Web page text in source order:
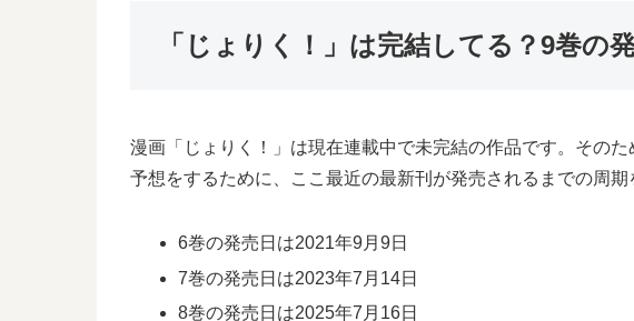
「じょりく！」は完結してる？9巻の
漫画「じょりく！」は現在連載中で未完結の作品です。その
予想をするために、ここ最近の最新刊が発売されるまでの周期
6巻の発売日は2021年9月9日
7巻の発売日は2023年7月14日
8巻の発売日は2025年7月16日